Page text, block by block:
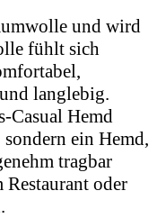
und wird
fühlt sich
langlebig.
Casual Hemd
ein Hemd,
tragbar
oder